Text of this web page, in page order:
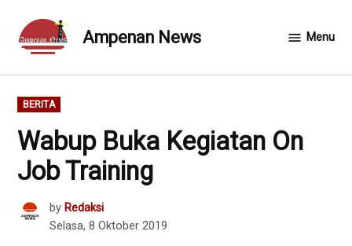
content
Ampenan News Menu
POSTED
IN
BERITA
Wabup Buka Kegiatan On
Job Training
by Redaksi
Selasa, 8 Oktober 2019